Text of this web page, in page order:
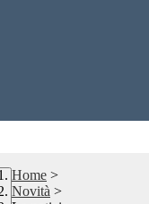
Home >
Novità >